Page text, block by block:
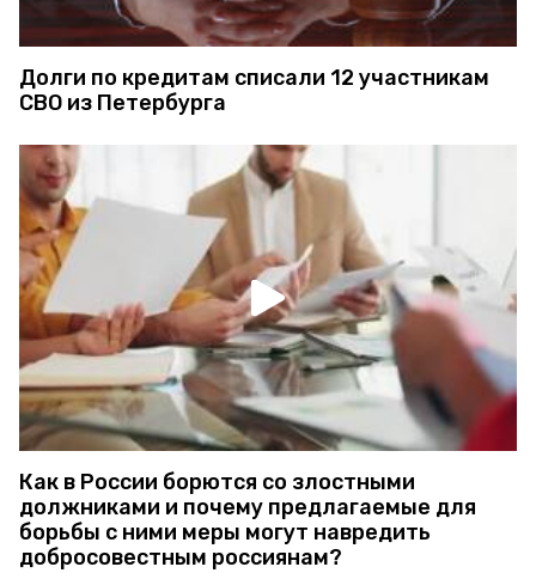
Долги по кредитам списали 12 участникам
СВО из Петербурга
Как в России борются со злостными
должниками и почему предлагаемые для
борьбы с ними меры могут навредить
добросовестным россиянам?